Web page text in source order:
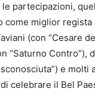
partecipazioni,
come miglior regista
(con “Cesare
“Saturno Contro”),
e molti
celebrare il Bel